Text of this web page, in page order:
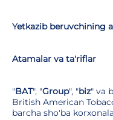
Yetkazib beruvchining
Atamalar va ta'riflar
"BAT", "Group", "biz" va
British American
barcha sho'ba